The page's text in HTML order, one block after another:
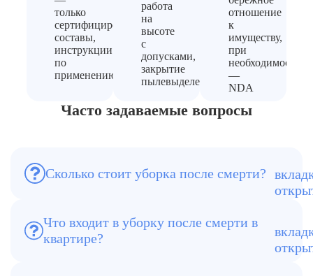
только
сертифицированные
составы,
инструкции
по
применению
работа
на
высоте
с
допусками,
закрытие
пылевыделения
отношение
к
имуществу,
при
необходимости
—
NDA
Часто задаваемые вопросы
Сколько стоит уборка после смерти?
сложности и объема работ. Итоговая
смета рассчитывается после
и какие этапы будут включены.
Что входит в уборку после смерти в
квартире?
умершего, мойка помещений, работа с
поверхностями, мебелью, техникой, а